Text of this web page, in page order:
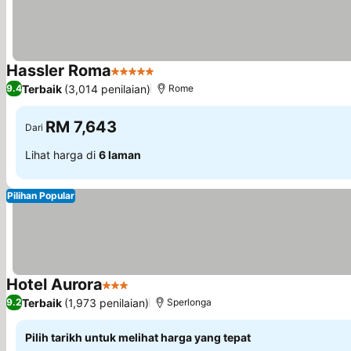
Hassler Roma5 Bintang
9.4Terbaik (3,014 penilaian) Rome
Dari RM 7,643
Lihat harga di 6 laman
Pilihan Popular
Hotel Aurora3 Bintang
9.2Terbaik (1,973 penilaian) Sperlonga
Pilih tarikh untuk melihat harga yang tepat